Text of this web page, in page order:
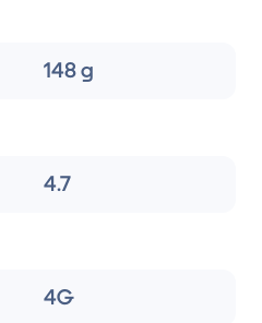
148 g
4.7
4G